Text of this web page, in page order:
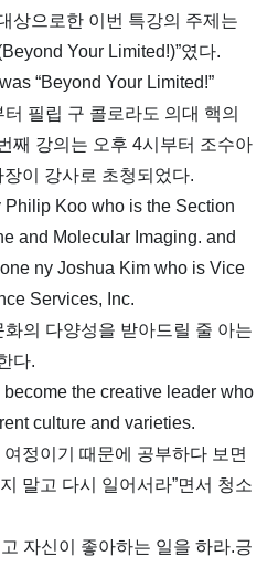
상으로한 이번 특강의 주제는
Your Limited!)”였다.
“Beyond Your Limited!”
필립 구 콜로라도 의대 핵의
째 강의는 오후 4시부터 조수아
이 강사로 초청되었다.
Philip Koo who is the Section
and Molecular Imaging. and
ny Joshua Kim who is Vice
Services, Inc.
화의 다양성을 받아드릴 줄 아는
다.
the creative leader who
culture and varieties.
정이기 때문에 공부하다 보면
말고 다시 일어서라”면서 청소
자신이 좋아하는 일을 하라.긍